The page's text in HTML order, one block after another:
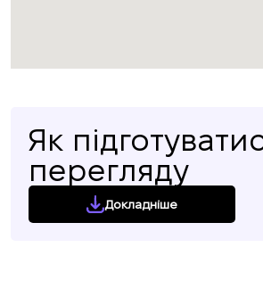
Як
перегляду
Докладніше